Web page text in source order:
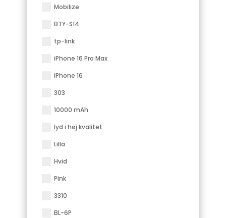
Mobilize
BTY-S14
tp-link
iPhone 16 Pro Max
iPhone 16
303
10000 mAh
lyd i høj kvalitet
Lilla
Hvid
Pink
3310
BL-6P